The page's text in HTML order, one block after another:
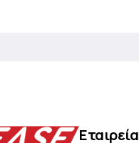
Εταιρεία